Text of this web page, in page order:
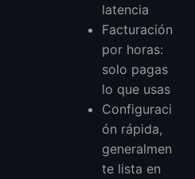
latencia
Facturación
por horas:
solo pagas
lo que usas
Configuraci
ón rápida,
generalmen
te lista en